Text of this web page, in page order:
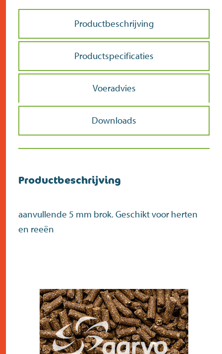
Productbeschrijving
Productspecificaties
Voeradvies
Downloads
Productbeschrijving
aanvullende 5 mm brok. Geschikt voor herten
en reeën